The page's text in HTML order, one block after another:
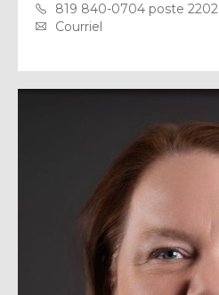
819 840-0704 poste 2202
Courriel